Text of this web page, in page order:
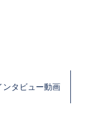
ンタビュー動画